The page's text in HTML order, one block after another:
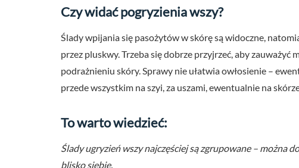
Czy widać pogryzienia wszy?
Ślady wpijania się pasożytów w skórę są widoczne,
przez pluskwy. Trzeba się dobrze przyjrzeć, aby zauważyć
podrażnieniu skóry. Sprawy nie ułatwia owłosienie –
przede wszystkim na szyi, za uszami, ewentualnie na
To warto wiedzieć:
Ślady ugryzień wszy najczęściej są zgrupowane – można
blisko siebie.